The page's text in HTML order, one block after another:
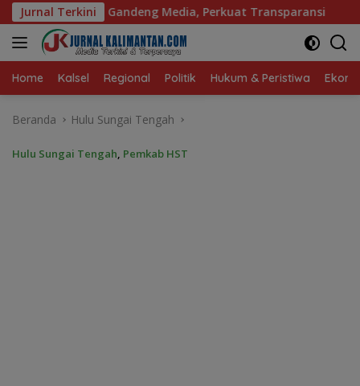
Langsung
ke
konten
Jurnal Terkini
Perkuat Transparansi DPRD dan PUPR
Home Kalsel Regional Politik Hukum & Peristiwa
Beranda Hulu Sungai Tengah
Hulu Sungai Tengah, Pemkab HST